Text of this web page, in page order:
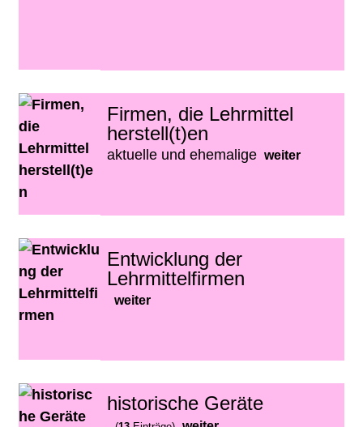
Firmen, die Lehrmittel
herstell(t)en
aktuelle und ehemalige weiter
Entwicklung der
Lehrmittelfirmen
weiter
historische Geräte